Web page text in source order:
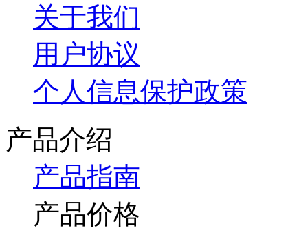
关于我们
用户协议
个人信息保护政策
产品介绍
产品指南
产品价格